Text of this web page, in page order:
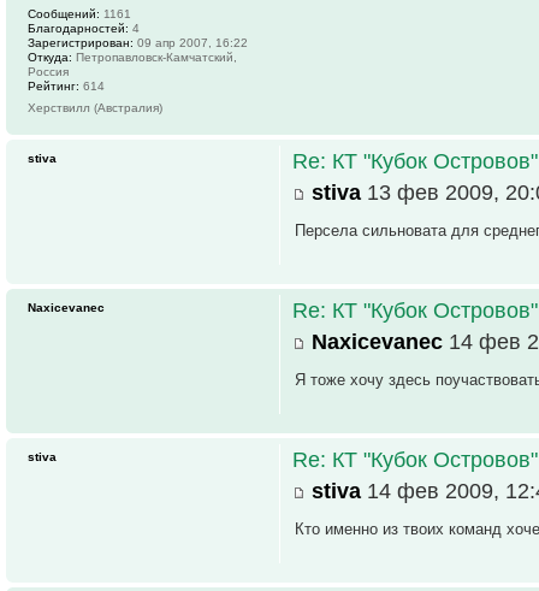
Сообщений: 1161
Благодарностей: 4
Зарегистрирован: 09 апр 2007, 16:22
Откуда: Петропавловск-Камчатский,
Россия
Рейтинг: 614
Херствилл (Австралия)
Re: КТ "Кубок
stiva 13 фев 2009,
Персела сильновата для
stiva
Re: КТ "Кубок
Naxicevanec 14 фев
Я тоже хочу здесь
Naxicevanec
Re: КТ "Кубок
stiva 14 фев 2009,
Кто именно из твоих команд
stiva